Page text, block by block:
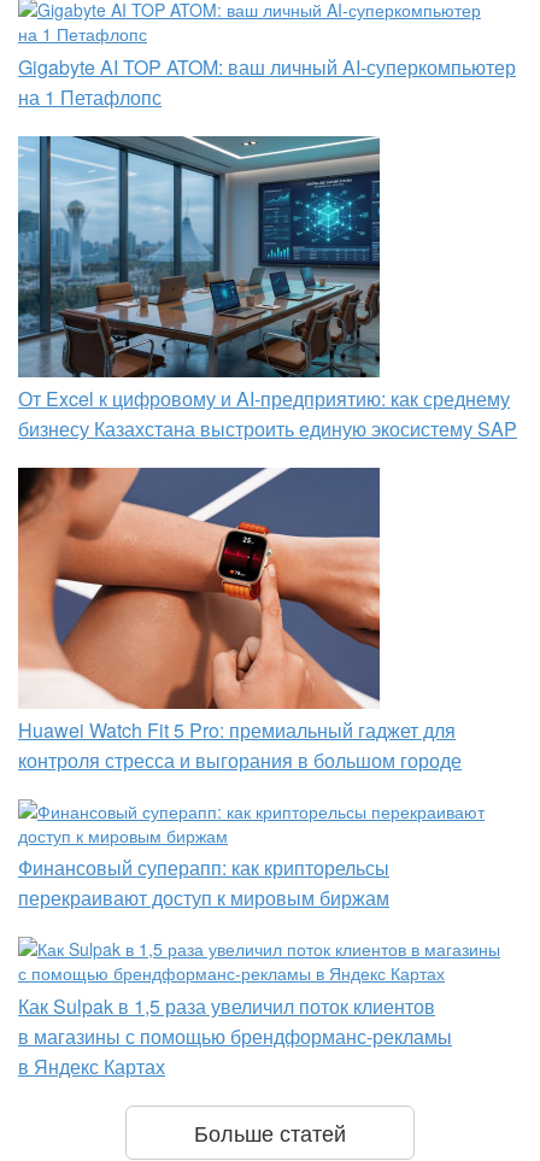
Gigabyte AI TOP ATOM: ваш личный AI-суперкомпьютер
на 1 Петафлопс
От Excel к цифровому и AI‑предприятию: как среднему
бизнесу Казахстана выстроить единую экосистему SAP
Huawei Watch Fit 5 Pro: премиальный гаджет для
контроля стресса и выгорания в большом городе
Финансовый суперапп: как крипторельсы
перекраивают доступ к мировым биржам
Как Sulpak в 1,5 раза увеличил поток клиентов
в магазины с помощью брендформанс-рекламы
в Яндекс Картах
Больше статей